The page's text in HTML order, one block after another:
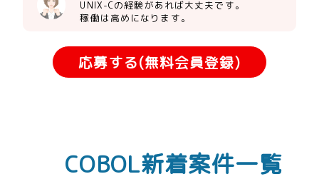
UNIX-Cの経験があれば大丈夫です。
稼働は高めになります。
応募する(無料会員登録)
COBOL新着案件一覧